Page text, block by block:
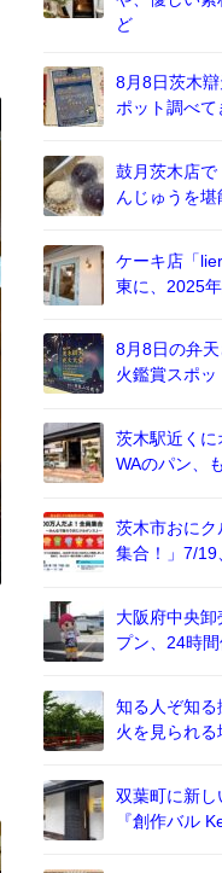
ど
8月8日茨木
ポット調べて
鼓月茨木店で
んじゅうを
ケーキ店「
東に、2025
8月8日の弁
火鑑賞スポッ
茨木駅近くに
WAのパン、
茨木市おにク
集合！」7/19
大阪府中央
プン、24時間
知る人ぞ知
火を見られ
双葉町に新し
『創作バル